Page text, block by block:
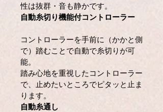
性は抜群・音も静かです。
自動糸切り機能付コントローラー
コントローラーを手前に（かかと側
で）踏むことで自動で糸切りが可
能。
踏み心地を重視したコントローラー
で、止めたいところでピタッと止ま
ります。
自動糸通し